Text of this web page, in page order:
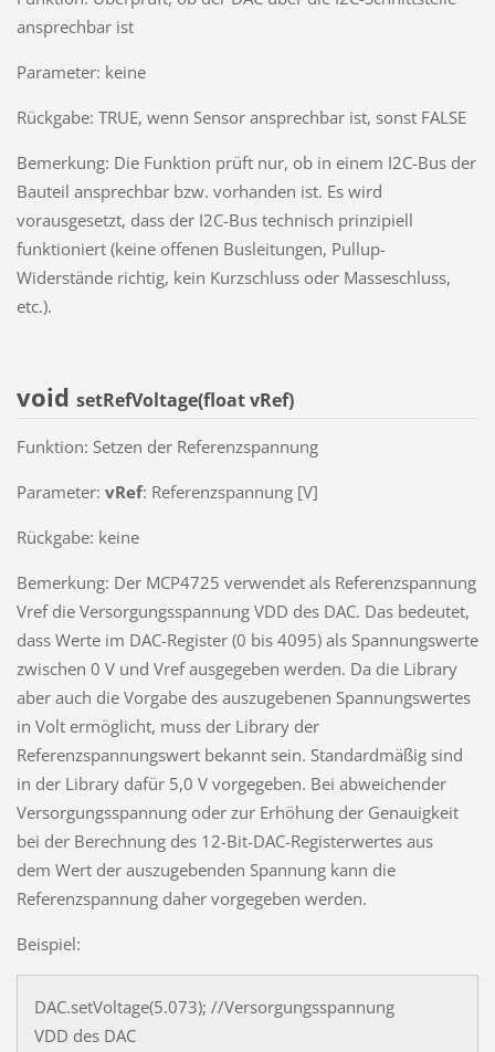
ansprechbar ist
Parameter: keine
Rückgabe: TRUE, wenn Sensor ansprechbar ist, sonst FALSE
Bemerkung: Die Funktion prüft nur, ob in einem I2C-Bus der
Bauteil ansprechbar bzw. vorhanden ist. Es wird
vorausgesetzt, dass der I2C-Bus technisch prinzipiell
funktioniert (keine offenen Busleitungen, Pullup-
Widerstände richtig, kein Kurzschluss oder Masseschluss,
etc.).
void setRefVoltage(float vRef)
Funktion: Setzen der Referenzspannung
Parameter: vRef: Referenzspannung [V]
Rückgabe: keine
Bemerkung: Der MCP4725 verwendet als Referenzspannung
Vref die Versorgungsspannung VDD des DAC. Das bedeutet,
dass Werte im DAC-Register (0 bis 4095) als Spannungswerte
zwischen 0 V und Vref ausgegeben werden. Da die Library
aber auch die Vorgabe des auszugebenen Spannungswertes
in Volt ermöglicht, muss der Library der
Referenzspannungswert bekannt sein. Standardmäßig sind
in der Library dafür 5,0 V vorgegeben. Bei abweichender
Versorgungsspannung oder zur Erhöhung der Genauigkeit
bei der Berechnung des 12-Bit-DAC-Registerwertes aus
dem Wert der auszugebenden Spannung kann die
Referenzspannung daher vorgegeben werden.
Beispiel:
DAC.setVoltage(5.073); //Versorgungsspannung
VDD des DAC